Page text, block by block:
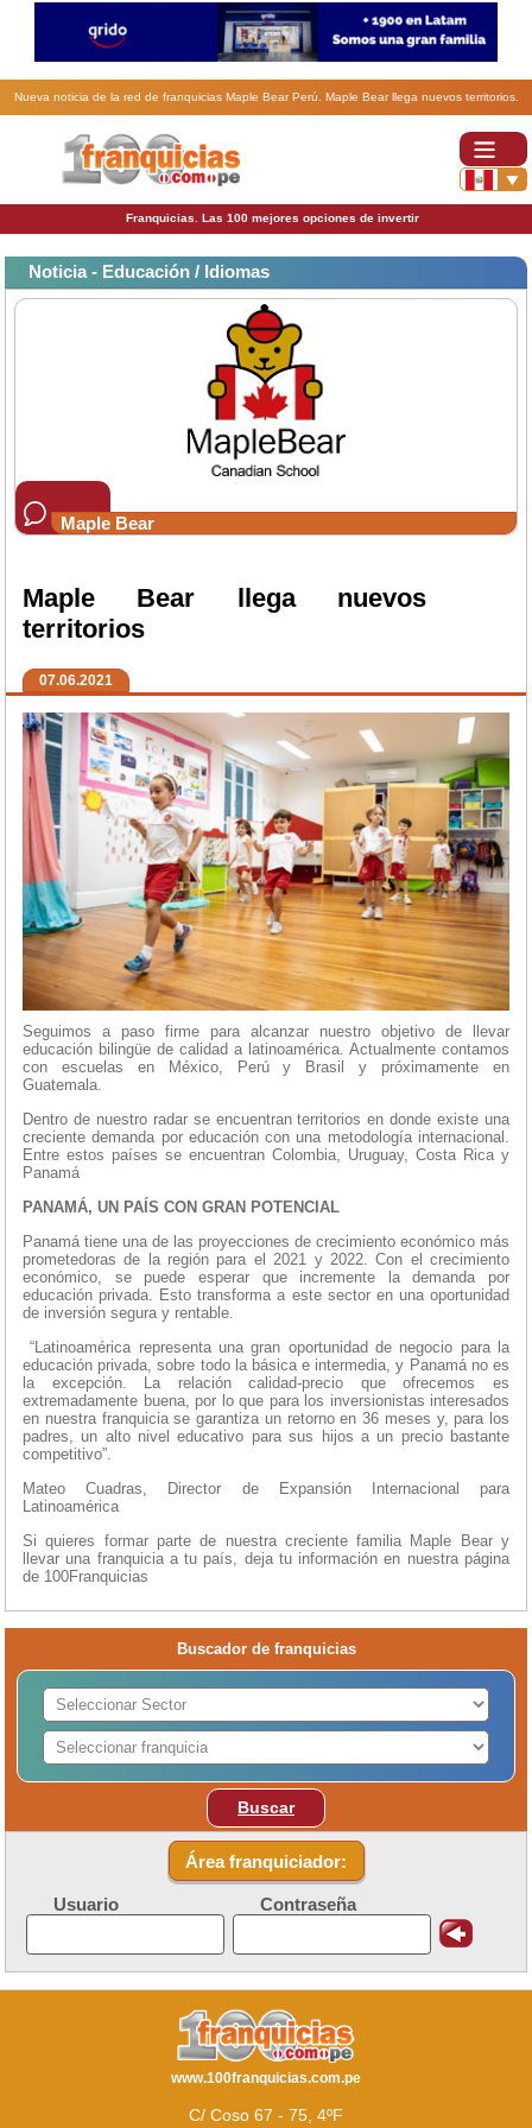
Nueva noticia de la red de franquicias Maple Bear Perú. Maple Bear llega nuevos territorios.
Franquicias. Las 100 mejores opciones de invertir
Noticia - Educación / Idiomas
Maple Bear
Maple Bear llega nuevos
territorios
07.06.2021
Seguimos a paso firme para alcanzar nuestro objetivo de llevar
educación bilingüe de calidad a latinoamérica. Actualmente contamos
con escuelas en México, Perú y Brasil y próximamente en
Guatemala.
Dentro de nuestro radar se encuentran territorios en donde existe una
creciente demanda por educación con una metodología internacional.
Entre estos países se encuentran Colombia, Uruguay, Costa Rica y
Panamá
PANAMÁ, UN PAÍS CON GRAN POTENCIAL
Panamá tiene una de las proyecciones de crecimiento económico más
prometedoras de la región para el 2021 y 2022. Con el crecimiento
económico, se puede esperar que incremente la demanda por
educación privada. Esto transforma a este sector en una oportunidad
de inversión segura y rentable.
“Latinoamérica representa una gran oportunidad de negocio para la
educación privada, sobre todo la básica e intermedia, y Panamá no es
la excepción. La relación calidad-precio que ofrecemos es
extremadamente buena, por lo que para los inversionistas interesados
en nuestra franquicia se garantiza un retorno en 36 meses y, para los
padres, un alto nivel educativo para sus hijos a un precio bastante
competitivo”.
Mateo Cuadras, Director de Expansión Internacional para
Latinoamérica
Si quieres formar parte de nuestra creciente familia Maple Bear y
llevar una franquicia a tu país, deja tu información en nuestra página
de 100Franquicias
Buscador de franquicias
Buscar
Área franquiciador:
Usuario Contraseña
www.100franquicias.com.pe
C/ Coso 67 - 75, 4ºF